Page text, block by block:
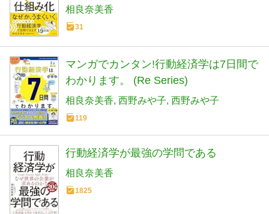
相良奈美香
31
マンガでカンタン!行動経済学は7日間で
わかります。 (Re Series)
相良奈美香 西野みや子 西野みや子
119
行動経済学が最強の学問である
相良奈美香
1825